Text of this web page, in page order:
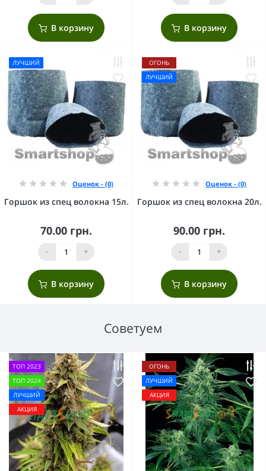
В корзину В корзину
ЛУЧШИЙ
Оценок - (0)
Горшок из спец волокна 15л.
70.00 грн.
- +
В корзину
ОГОНЬ
ЛУЧШИЙ
Оценок - (0)
Горшок из спец волокна 20л.
90.00 грн.
- +
В корзину
Советуем
ТОП 2023
ТОП 2024
ЛУЧШИЙ
АКЦИЯ
ОГОНЬ
ЛУЧШИЙ
АКЦИЯ